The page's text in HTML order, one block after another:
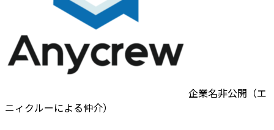
企業名非公開（エ
ニィクルーによる仲介）